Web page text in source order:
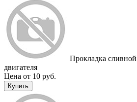
Прокладка
двигателя
Цена от 10 руб.
Купить